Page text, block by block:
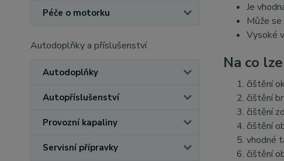
Péče o motorku
Autodoplňky a příslušenství
Autodoplňky
Autopříslušenství
Provozní kapaliny
Servisní přípravky
Je
Může se
Vysoké
Na co
čištění
čištění
čištění
čištění
vhodné
čištění